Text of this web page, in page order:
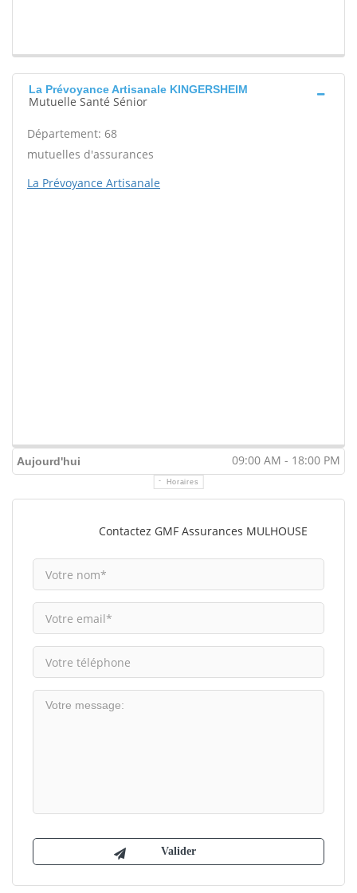
La Prévoyance Artisanale KINGERSHEIM
Mutuelle Santé Sénior
Département: 68
mutuelles d'assurances
La Prévoyance Artisanale
Aujourd'hui 09:00 AM - 18:00 PM
Horaires
Contactez GMF Assurances MULHOUSE